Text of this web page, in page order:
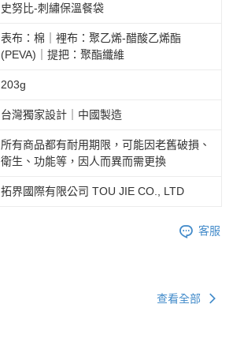
史努比-刺繡保溫餐袋
表布：棉｜裡布：聚乙烯-醋酸乙烯酯
(PEVA)｜提把：聚酯纖維
203g
台灣獨家設計｜中國製造
所有商品都有耐用期限，可能因老舊破損、
衛生、功能等，因人而異而需更換
拓界國際有限公司 TOU JIE CO., LTD
客服
查看全部